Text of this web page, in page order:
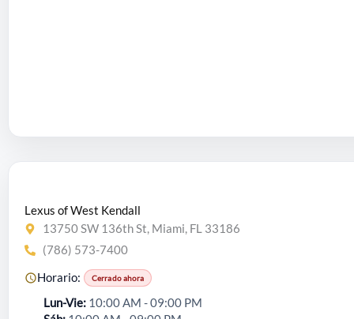
Lexus of West Kendall
13750 SW 136th St, Miami, FL 33186
(786) 573-7400
Horario: Cerrado ahora
Lun-Vie 10:00 AM - 09:00 PM